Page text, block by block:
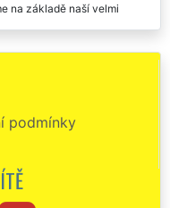
na základě naší velmi
ve Vinoři proběhlo
doporučovat tuto
a nepotřebného
Práci kluků skutečně
nahoru. 👍
podmínky